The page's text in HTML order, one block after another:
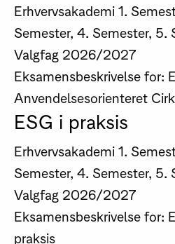
Erhvervsakademi 1.
Semester, 4. Semester, 5.
Valgfag 2026/2027
Eksamensbeskrivelse for:
Anvendelsesorienteret
ESG i praksis
Erhvervsakademi 1.
Semester, 4. Semester, 5.
Valgfag 2026/2027
Eksamensbeskrivelse for:
praksis